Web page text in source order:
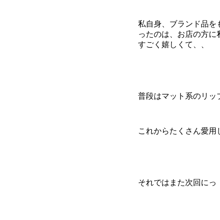
私自身、ブランド品を
ったのは、お店の方
すごく嬉しくて、、
普段はマット系のリ
これからたくさん愛
それではまた次回にっ